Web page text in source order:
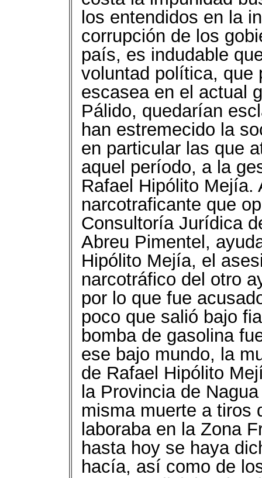
los entendidos en la
corrupción de los
país, es indudable
voluntad política, que
escasea en el actual
Pálido, quedarían
han estremecido la
en particular las que
aquel período, a la
Rafael Hipólito
narcotraficante que
Consultoría Jurídica
Abreu Pimentel,
Hipólito Mejía, el
narcotráfico del otro
por lo que fue
poco que salió bajo
bomba de gasolina
ese bajo mundo, la
de Rafael Hipólito
la Provincia de
misma muerte a tiros
laboraba en la Zona
hasta hoy se haya
hacía, así como de